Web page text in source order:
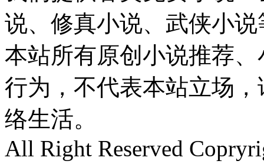
说、修真小说、武侠小
本站所有原创小说推荐
行为，不代表本站立场
络生活。
All Right Reserved